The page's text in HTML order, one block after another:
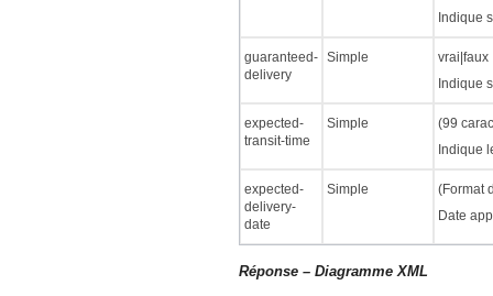
Indique
guaranteed-
delivery
Simple
vrai|faux
Indique
expected-
transit-time
Simple
(99
Indique
expected-
delivery-
date
Simple
(Format
Date
Réponse – Diagramme XML